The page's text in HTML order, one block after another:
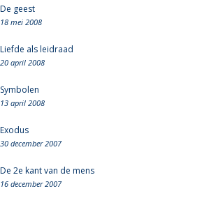
De geest
18 mei 2008
Liefde als leidraad
20 april 2008
Symbolen
13 april 2008
Exodus
30 december 2007
De 2e kant van de mens
16 december 2007